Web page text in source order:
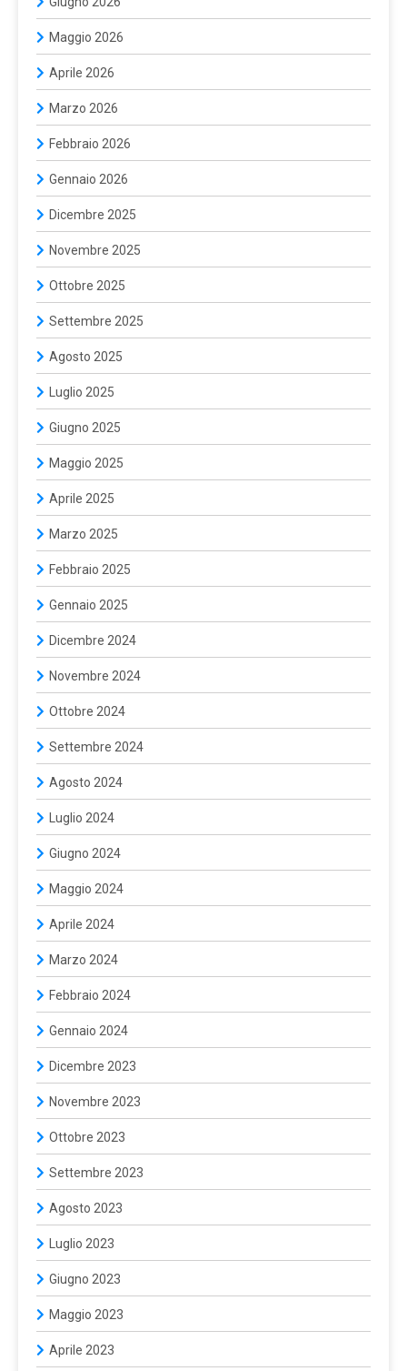
Maggio 2026
Aprile 2026
Marzo 2026
Febbraio 2026
Gennaio 2026
Dicembre 2025
Novembre 2025
Ottobre 2025
Settembre 2025
Agosto 2025
Luglio 2025
Giugno 2025
Maggio 2025
Aprile 2025
Marzo 2025
Febbraio 2025
Gennaio 2025
Dicembre 2024
Novembre 2024
Ottobre 2024
Settembre 2024
Agosto 2024
Luglio 2024
Giugno 2024
Maggio 2024
Aprile 2024
Marzo 2024
Febbraio 2024
Gennaio 2024
Dicembre 2023
Novembre 2023
Ottobre 2023
Settembre 2023
Agosto 2023
Luglio 2023
Giugno 2023
Maggio 2023
Aprile 2023